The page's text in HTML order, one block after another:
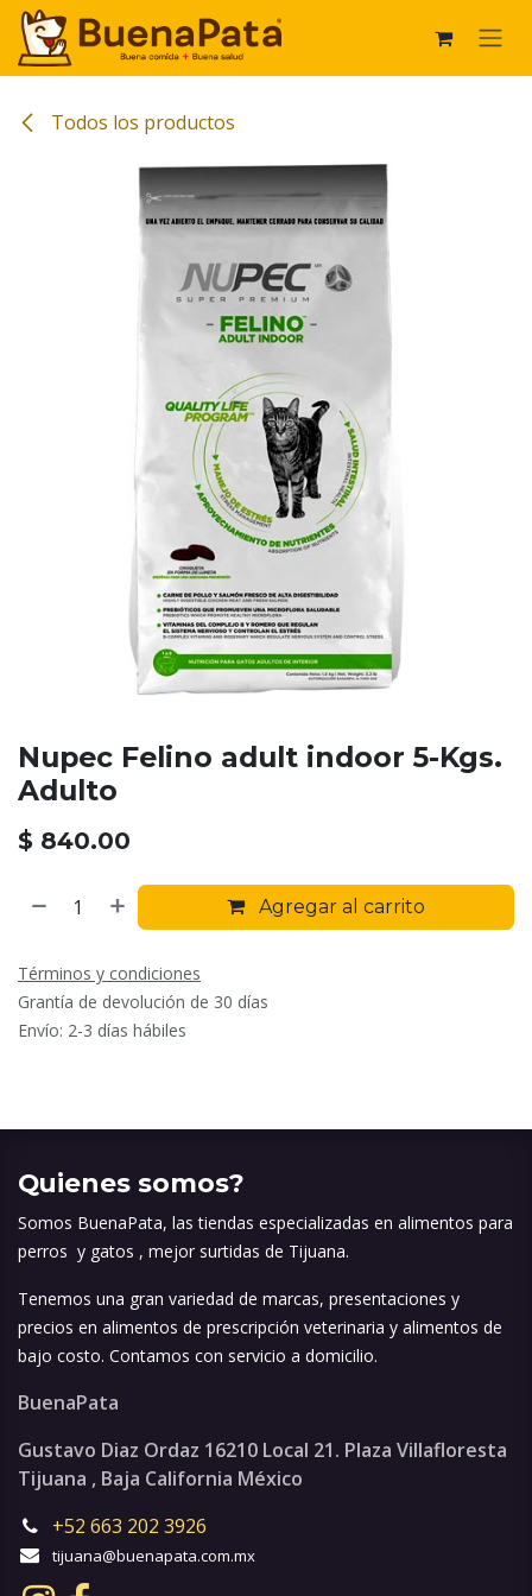
Ir al contenido
Todos los productos
Nupec Felino adult indoor 5-Kgs.
Adulto
$ 840.00
Agregar al carrito
Términos y condiciones
Grantía de devolución de 30 días
Envío: 2-3 días hábiles
Quienes somos?
Somos BuenaPata, las tiendas especializadas en alimentos para
perros y gatos , mejor surtidas de Tijuana.
Tenemos una gran variedad de marcas, presentaciones y
precios en alimentos de prescripción veterinaria y alimentos de
bajo costo. Contamos con servicio a domicilio.
BuenaPata
Gustavo Diaz Ordaz 16210 Local 21. Plaza Villafloresta
Tijuana , Baja California México
+52 663 202 3926
tijuana@buenapata.com.mx